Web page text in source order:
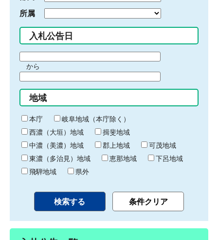
所属
入札公告日
間
始
り
から
間
終
わ
り
地域
本庁
岐阜地域（本庁除く）
西濃（大垣）地域
揖斐地域
中濃（美濃）地域
郡上地域
可茂地域
東濃（多治見）地域
恵那地域
下呂地域
飛騨地域
県外